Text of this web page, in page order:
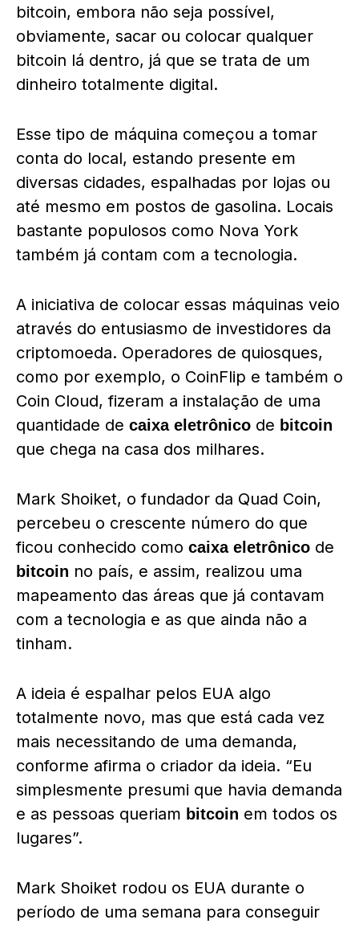
bitcoin, embora não seja possível,
obviamente, sacar ou colocar qualquer
bitcoin lá dentro, já que se trata de um
dinheiro totalmente digital.
Esse tipo de máquina começou a tomar
conta do local, estando presente em
diversas cidades, espalhadas por lojas ou
até mesmo em postos de gasolina. Locais
bastante populosos como Nova York
também já contam com a tecnologia.
A iniciativa de colocar essas máquinas veio
através do entusiasmo de investidores da
criptomoeda. Operadores de quiosques,
como por exemplo, o CoinFlip e também o
Coin Cloud, fizeram a instalação de uma
quantidade de caixa eletrônico de bitcoin
que chega na casa dos milhares.
Mark Shoiket, o fundador da Quad Coin,
percebeu o crescente número do que
ficou conhecido como caixa eletrônico de
bitcoin no país, e assim, realizou uma
mapeamento das áreas que já contavam
com a tecnologia e as que ainda não a
tinham.
A ideia é espalhar pelos EUA algo
totalmente novo, mas que está cada vez
mais necessitando de uma demanda,
conforme afirma o criador da ideia. “Eu
simplesmente presumi que havia demanda
e as pessoas queriam bitcoin em todos os
lugares”.
Mark Shoiket rodou os EUA durante o
período de uma semana para conseguir